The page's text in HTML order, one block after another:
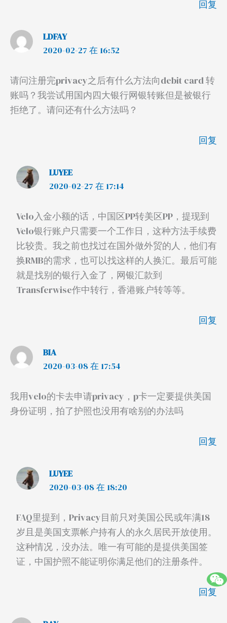
回复
LDFAY
2020-02-27 在 16:52
请问注册完privacy之后有什么方法向debit card 转
账吗？我尝试用国内四大银行网银转账但是被银行
拒绝了。请问还有什么方法吗？
回复
LUYEE
2020-02-27 在 17:14
Velo入金小额的话，中国区PP转美区PP，提现到
Velo银行账户只需要一个工作日，这种方法手续费
比较贵。我之前也找过在国外做外贸的人，他们有
换RMB的需求，也可以找这样的人换汇。最后可能
就是找别的银行入金了，网银汇款到
Transferwise作中转行，香港账户转等等。
回复
BIA
2020-03-08 在 17:54
我用velo的卡去申请privacy，p卡一定要提供美国
身份证明，拍了护照也没用有啥别的办法吗
回复
LUYEE
2020-03-08 在 18:20
FAQ里提到，Privacy目前只对美国公民或年满18
岁且是美国支票帐户持有人的永久居民开放使用。
这种情况，没办法。唯一有可能的是提供美国签
证，中国护照不能证明你满足他们的注册条件。
回复